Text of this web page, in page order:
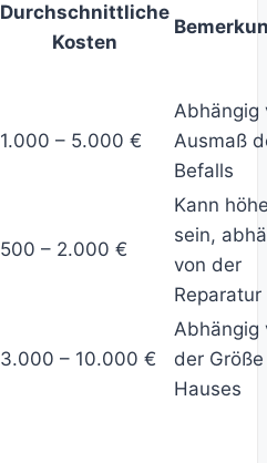
Durchschnittliche
Kosten
1.000 – 5.000 €
Abhängig
Ausmaß
Befalls
500 – 2.000 €
Kann
sein,
von der
Reparatur
3.000 – 10.000 €
Abhängig
der
Hauses